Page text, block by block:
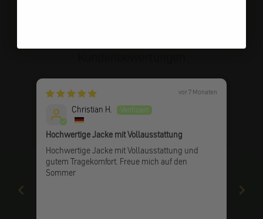
vor 7 Monaten
Christian H.
Hochwertige Jacke mit Vollausstattung
Hochwertige Jacke mit Vollausstattung und
gutem Tragekomfort. Freue mich auf den
Sommer